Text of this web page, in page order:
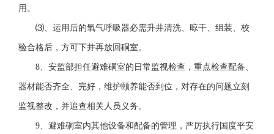
用。
⑶、运用后的氧气呼吸器必需升井清洗、晾干、组装、校
验合格后，方可下井再放回硐室。
8、安监部担任避难硐室的日常监视检查，重点检查配备、
器材能否齐全、完好，维护颐养能否到位，对存在的问题立刻
监视整改，并追查相关人员义务。
9、避难硐室内其他设备和配备的管理，严厉执行国度平安